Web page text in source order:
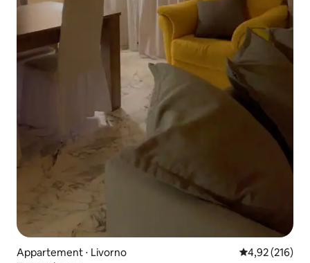
Appartement ⋅ Livorno Évaluation
4,92 (216)